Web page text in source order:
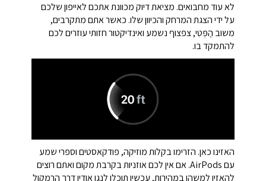
לא עוד מחבואים. מציאת דיוק מכוונת אתכם לאייפון שלכם
על ידי הצגת המרחק והכיוון שלו. כאשר אתם מתקרבים,
משוב הַפְּטִי, צפצוף נשמע ואינדיקטור חזותי עוזרים לכם
להתמקד בו.
האזינו כאן. הזרימו בקלות מוזיקה, פודקאסטים וספרי שמע
עם AirPods. אם אין לכם אוזניות בקרבת מקום ואתם רוצים
להאזין למשהו במהירות, עכשיו תוכלו לנגן אודיו דרך הרמקול